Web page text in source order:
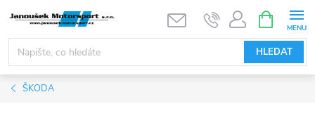
obsah
HLEDAT
NÁKUPNÍ
KOŠÍK
ŠKODA